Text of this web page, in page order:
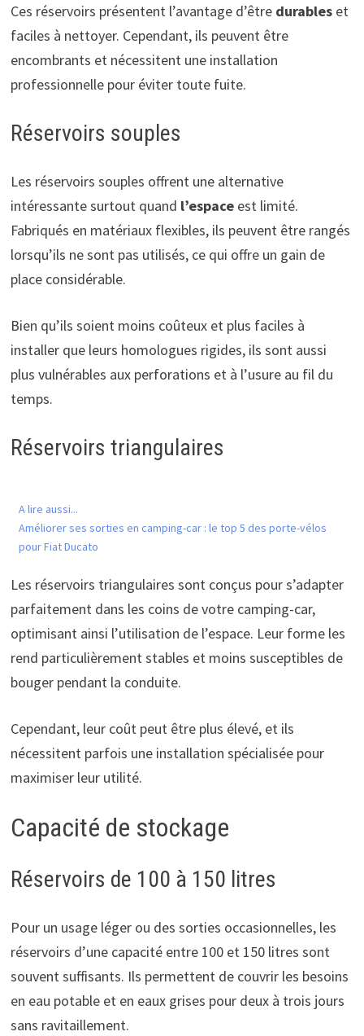
Ces réservoirs présentent l’avantage d’être durableset
faciles à nettoyer. Cependant, ils peuvent être
encombrants et nécessitent une installation
professionnelle pour éviter toute fuite.
Réservoirs souples
Les réservoirs souples offrent une alternative
intéressante surtout quand l’espaceest limité.
Fabriqués en matériaux flexibles, ils peuvent être rangés
lorsqu’ils ne sont pas utilisés, ce qui offre un gain de
place considérable.
Bien qu’ils soient moins coûteux et plus faciles à
installer que leurs homologues rigides, ils sont aussi
plus vulnérables aux perforations et à l’usure au fil du
temps.
Réservoirs triangulaires
A lire aussi...
Améliorer ses sorties en camping-car : le top 5 des porte-vélos
pour Fiat Ducato
Les réservoirs triangulaires sont conçus pour s’adapter
parfaitement dans les coins de votre camping-car,
optimisant ainsi l’utilisation de l’espace. Leur forme les
rend particulièrement stables et moins susceptibles de
bouger pendant la conduite.
Cependant, leur coût peut être plus élevé, et ils
nécessitent parfois une installation spécialisée pour
maximiser leur utilité.
Capacité de stockage
Réservoirs de 100 à 150 litres
Pour un usage léger ou des sorties occasionnelles, les
réservoirs d’une capacité entre 100 et 150 litres sont
souvent suffisants. Ils permettent de couvrir les besoins
en eau potable et en eaux grises pour deux à trois jours
sans ravitaillement.